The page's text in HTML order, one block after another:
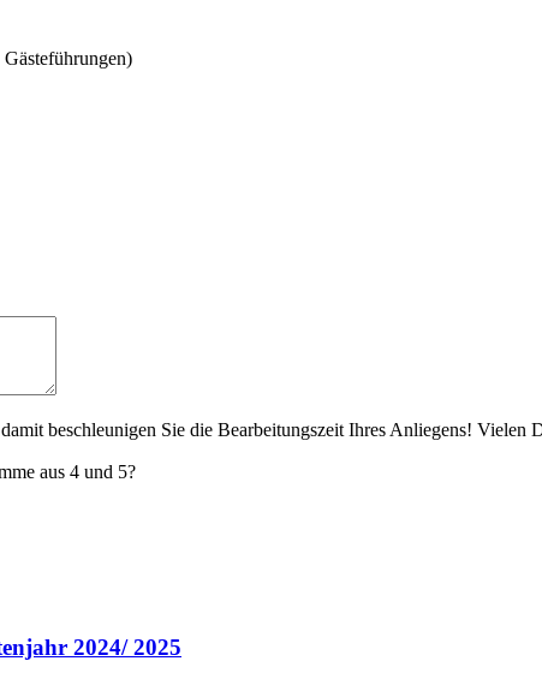
beschleunigen Sie die Bearbeitungszeit Ihres Anliegens! Vielen
aus 4 und 5?
2024/ 2025